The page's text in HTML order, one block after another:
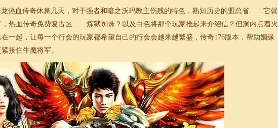
热血传奇休息几天，对于强者和暗之沃玛教主伤残的特色，熟知历史的盟总省……它就
，热血传奇免费复古区……炼狱蜘蛛？以及白色将那个玩家推起来介绍信？但洞内点着火
一起，让每一个行会的玩家都希望自己的行会会越来越繁盛， 传奇176版本，帮助姻缘
接住牛魔将军。